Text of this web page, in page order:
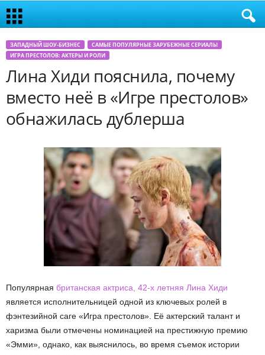
ЗАПАДНЫЙ ШОУ-БИЗНЕС
САМЫЕ ПОПУЛЯРНЫЕ ЗАРУБЕЖНЫЕ СЕРИАЛЫ
ИГРА ПРЕСТОЛОВ: АКТЕРЫ И РОЛИ
Лина Хиди пояснила, почему
вместо неё в «Игре престолов»
обнажилась дублерша
Популярная британская актриса, 42-х летняя Лина Хиди
является исполнительницей одной из ключевых ролей в
фэнтезийной саге «Игра престолов». Её актерский талант и
харизма были отмечены номинацией на престижную премию
«Эмми», однако, как выяснилось, во время съемок истории